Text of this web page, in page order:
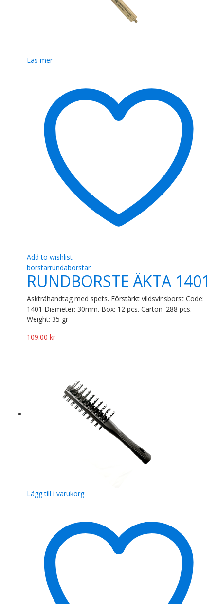
Läs mer
Add to wishlist
borstarrundaborstar
RUNDBORSTE ÄKTA 1401
Askträhandtag med spets. Förstärkt vildsvinsborst Code:
1401 Diameter: 30mm. Box: 12 pcs. Carton: 288 pcs.
Weight: 35 gr
109.00 kr
Lägg till i varukorg